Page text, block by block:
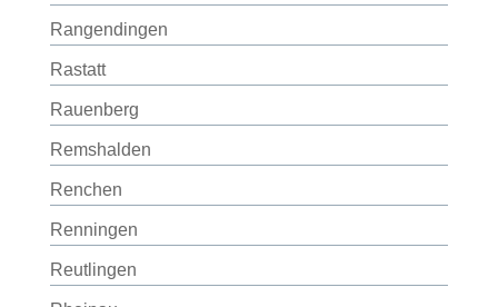
Rangendingen
Rastatt
Rauenberg
Remshalden
Renchen
Renningen
Reutlingen